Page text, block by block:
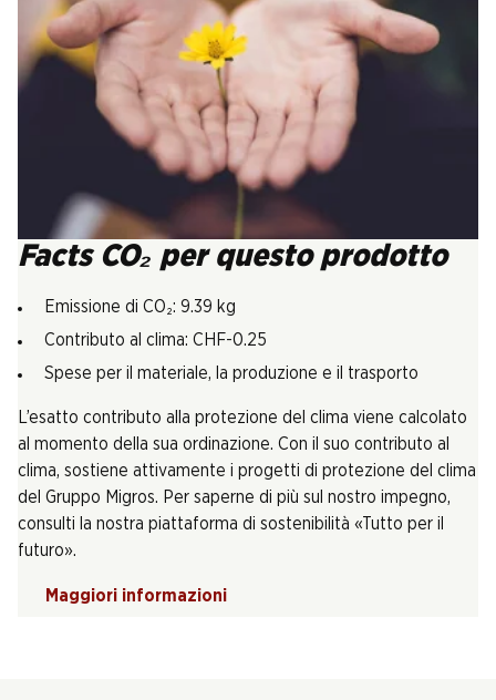
Facts CO₂ per questo prodotto
Emissione di CO₂: 9.39 kg
Contributo al clima: CHF-0.25
Spese per il materiale, la produzione e il trasporto
L’esatto contributo alla protezione del clima viene calcolato
al momento della sua ordinazione. Con il suo contributo al
clima, sostiene attivamente i progetti di protezione del clima
del Gruppo Migros. Per saperne di più sul nostro impegno,
consulti la nostra piattaforma di sostenibilità «Tutto per il
futuro».
Maggiori informazioni